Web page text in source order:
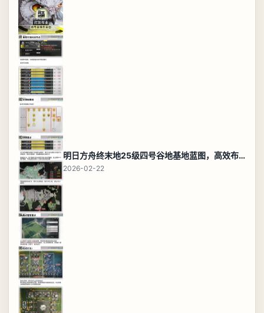
明日方舟终末地25级四号谷地基地蓝图，高效布局规划
2026-02-22